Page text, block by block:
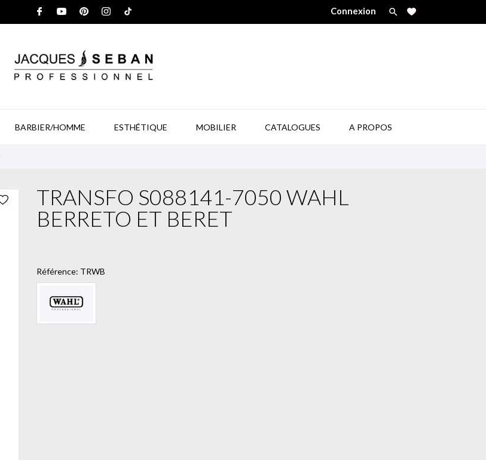
Connexion 
BARBIER/HOMME ESTHÉTIQUE MOBILIER CATALOGUES A PROPOS
TRANSFO S088141-7050 WAHL
BERRETO ET BERET
Référence: TRWB